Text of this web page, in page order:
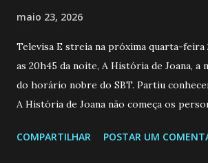
maio 23, 2026
Televisa E streia na próxima quarta-feira
as 20h45 da noite, A História de Joana, a
do horário nobre do SBT. Partiu
A História de Joana não começa os
de 25/05/26 a 31/05/26 JOANA
COMPARTILHAR POSTAR UM